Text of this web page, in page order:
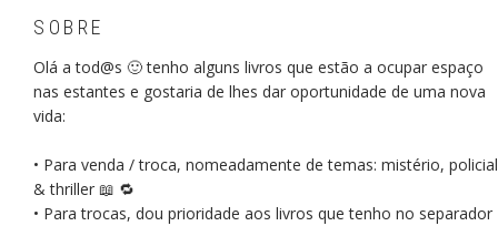
SOBRE
Olá a tod@s 🙂 tenho alguns livros que estão a ocupar espaço
nas estantes e gostaria de lhes dar oportunidade de uma nova
vida:
• Para venda / troca, nomeadamente de temas: mistério, policial
& thriller 📖 🔁
• Para trocas, dou prioridade aos livros que tenho no separador